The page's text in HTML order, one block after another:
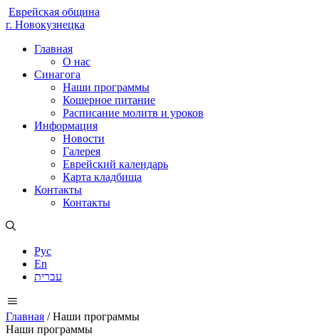
Еврейская община
г. Новокузнецка
Главная
О нас
Синагога
Наши программы
Кошерное питание
Расписание молитв и уроков
Информация
Новости
Галерея
Еврейский календарь
Карта кладбища
Контакты
Контакты
Рус
En
עברית
Главная /Наши программы
Наши программы